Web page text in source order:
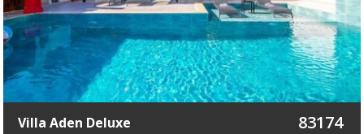
Villa Aden Deluxe 83174